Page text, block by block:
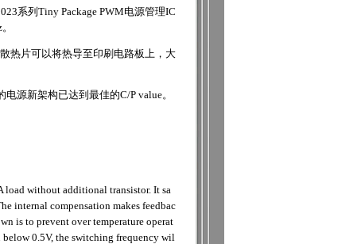
热片可以将热导至印刷电路板上，大
源新架构已达到最佳的C/P value。
without additional transistor. It sa
internal compensation makes feedbac
is to prevent over temperature operat
0.5V, the switching frequency wil